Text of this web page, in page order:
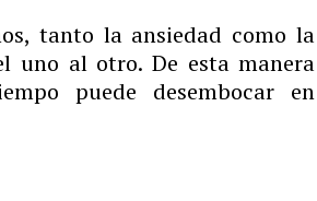
tanto la ansiedad como la
uno al otro. De esta manera
puede desembocar en